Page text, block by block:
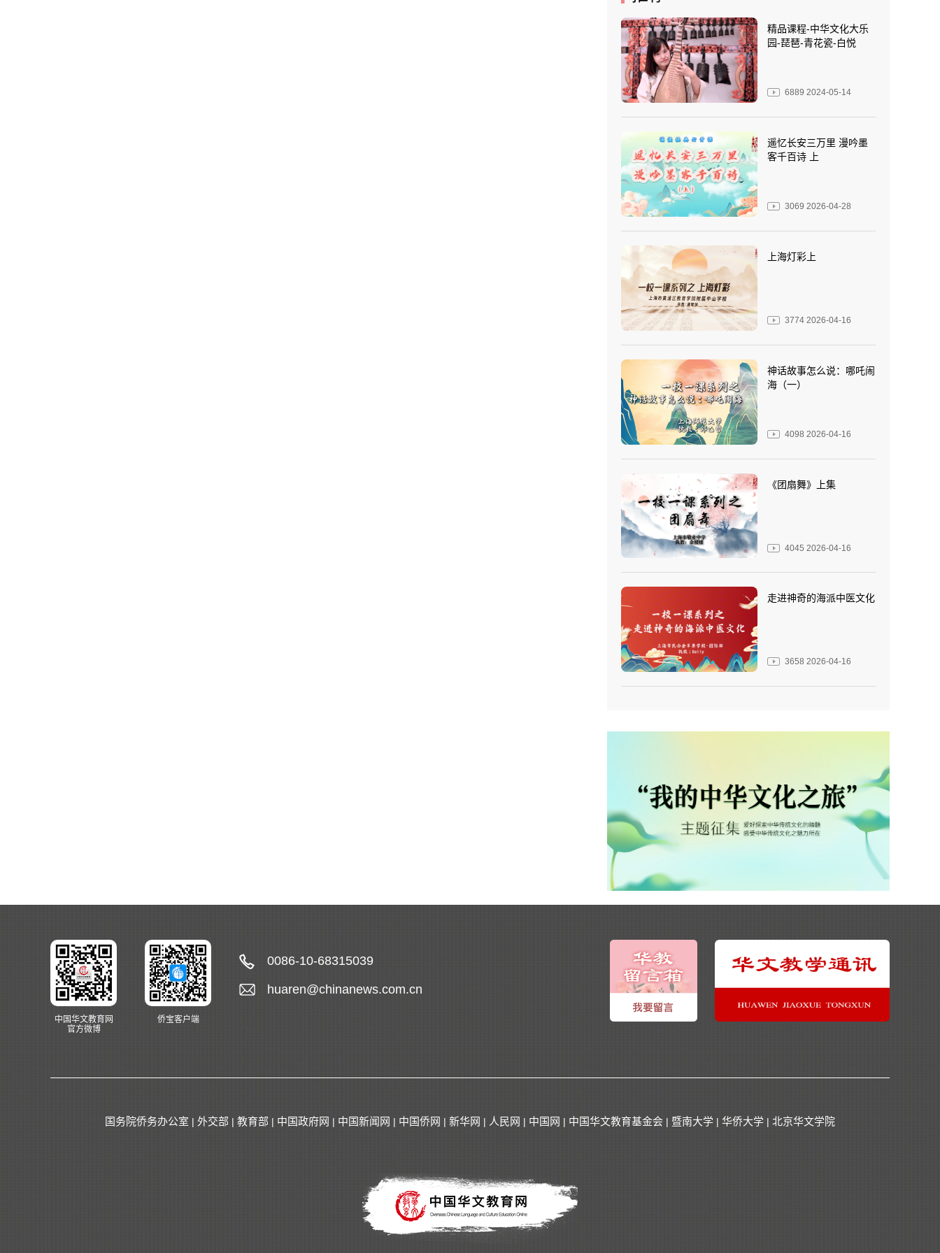
精品课程-中华文化大乐
园-琵琶-青花瓷-白悦
6889 2024-05-14
遥忆长安三万里 漫吟墨
客千百诗 上
3069 2026-04-28
上海灯彩上
3774 2026-04-16
神话故事怎么说：哪吒闹
海（一）
4098 2026-04-16
《团扇舞》上集
4045 2026-04-16
走进神奇的海派中医文化
3658 2026-04-16
中国华文教育网
官方微博
侨宝客户端
0086-10-68315039
huaren@chinanews.com.cn
国务院侨务办公室 | 外交部 | 教育部 | 中国政府网 | 中国新闻网 | 中国侨网 | 新华网 | 人民网 | 中国网 | 中国华文教育基金会 | 暨南大学 | 华侨大学 | 北京华文学院